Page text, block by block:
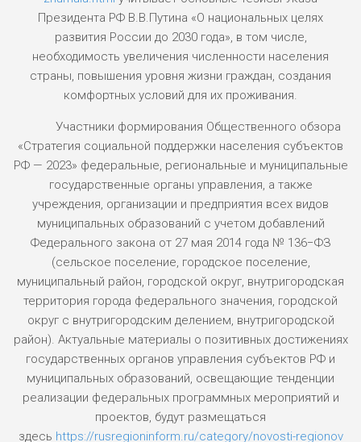
Президента РФ В.В.Путина «О национальных целях
развития России до 2030 года», в том числе,
необходимость увеличения численности населения
страны, повышения уровня жизни граждан, создания
комфортных условий для их проживания.
Участники формирования Общественного обзора
«Стратегия социальной поддержки населения субъектов
РФ — 2023» федеральные, региональные и муниципальные
государственные органы управления, а также
учреждения, организации и предприятия всех видов
муниципальных образований с учетом добавлений
Федерального закона от 27 мая 2014 года № 136−ФЗ
(сельское поселение, городское поселение,
муниципальный район, городской округ, внутригородская
территория города федерального значения, городской
округ с внутригородским делением, внутригородской
район). Актуальные материалы о позитивных достижениях
государственных органов управления субъектов РФ и
муниципальных образований, освещающие тенденции
реализации федеральных программных мероприятий и
проектов, будут размещаться
здесь https://rusregioninform.ru/category/novosti-regionov